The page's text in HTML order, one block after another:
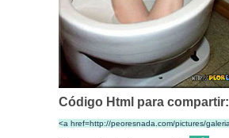
Código Html para compartir: